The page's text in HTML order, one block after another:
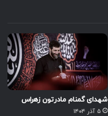
شهدای گمنام مادرتون زهراس
۵ آذر ۱۴۰۴